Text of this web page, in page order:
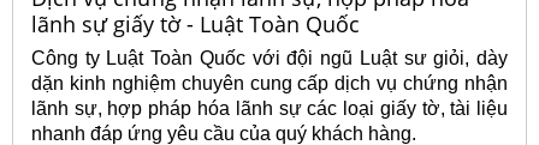
lãnh sự giấy tờ - Luật Toàn Quốc
Công ty Luật Toàn Quốc với đội ngũ Luật sư giỏi, dày
dặn kinh nghiệm chuyên cung cấp dịch vụ chứng nhận
lãnh sự, hợp pháp hóa lãnh sự các loại giấy tờ, tài liệu
nhanh đáp ứng yêu cầu của quý khách hàng.